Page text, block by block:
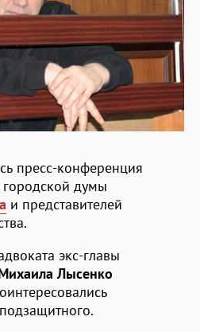
пресс-конференция
городской думы
и представителей
экс-главы
Лысенко